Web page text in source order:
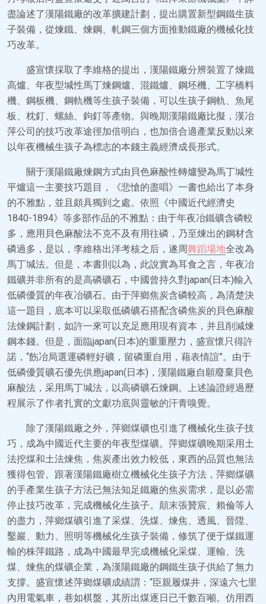
盡論述了漢陽鐵廠的改革擴建計劃，提出購置新型鋼鐵生孩
子裝備，從煉鐵、煉鋼、軋鋼三個方面推動鐵廠的機械化技
巧改革。
盛宣懷採取了李維格的提出，漢陽鐵廠分辨裝置了煉鐵
高爐、年夜型堿性馬丁煉鋼爐、混鐵爐、鋼坯機、工字橋料
機、鋼板機、鋼軌機等生孩子裝備，可以生孩子鋼軌、魚尾
板、枕釘、螺絲、鉤釘等產物。與晚期漢陽鐵廠比擬，漢冶
萍公司的技巧改革途徑加倍明白，也加倍合適產業反動以來
以年夜機械生孩子為標志的本錢主義經濟成長形式。
關于漢陽鐵廠煉鋼方式由貝色麻酸性轉爐變為馬丁堿性
平爐這一主要技巧題目，《悲愴的盡唱》一書也給出了本身
的不雅點，並且頗具獨到之處。依照《中國近代經濟史
1840-1894》等多部作品的不雅點：由于年夜冶鐵礦含磷較
多，應用貝色麻酸法不克不及有用往磷，乃至煉出的鋼材含
磷過多，是以，李維格出洋考核之后，遂周舞蹈場地全改為
馬丁堿法。但是，本書則以為，此說實為耳食之言，年夜冶
鐵礦并非所有的是高磷礦石，中國曾持久對japan(日本)輸入
低磷優質的年夜冶礦石。由于萍鄉焦炭含磷較高，為清楚決
這一題目，底本可以采取低磷礦石搭配含磷焦炭的貝色麻酸
法煉鋼計劃，如許一來可以充足應用現有資本，并且削減煉
鋼本錢。但是，面臨japan(日本)的重重壓力，盛宣懷只得許
諾，“飭冶局選運磷輕好礦，留磷重自用，藉表情誼”。由于
低磷優質礦石優先供應japan(日本)，漢陽鐵廠自願廢棄貝色
麻酸法，采用馬丁堿法，以高磷礦石煉鋼。上述論證經過歷
程展示了作者扎實的文獻功底與靈敏的汗青嗅覺。
除了漢陽鐵廠之外，萍鄉煤礦也引進了機械化生孩子技
巧，成為中國近代主要的年夜型煤礦。萍鄉煤礦晚期采用土
法挖煤和土法煉焦，焦炭產出效力較低，東西的品質也無法
獲得包管。跟著漢陽鐵廠樹立機械化生孩子方法，萍鄉煤礦
的手產業生孩子方法已無法知足鐵廠的焦炭需求，是以必需
停止技巧改革，完成機械化生孩子。顛末張贊宸、賴倫等人
的盡力，萍鄉煤礦引進了采煤、洗煤、煉焦、透風、晉陞、
鑿巖、動力、照明等機械化生孩子裝備，修筑了便于煤鐵運
輸的株萍鐵路，成為中國最早完成機械化采煤、運輸、洗
煤、煉焦的煤礦企業，為漢陽鐵廠的鋼鐵生孩子供給了無力
支撐。盛宣懷述萍鄉煤礦成績謂：“臣親履煤井，深遠六七里
內用電氣車，巷如棋盤，其所出煤逐日已千數百噸。仿用西